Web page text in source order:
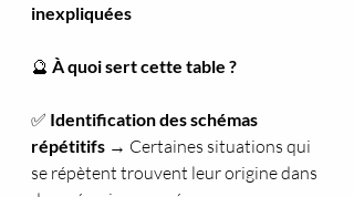
inexpliquées
🔮 À quoi sert cette table ?
✅ Identification des schémas
répétitifs → Certaines situations qui
se répètent trouvent leur origine dans